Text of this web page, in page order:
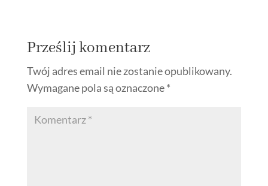
Prześlij komentarz
Twój adres email nie zostanie opublikowany.
Wymagane pola są oznaczone*